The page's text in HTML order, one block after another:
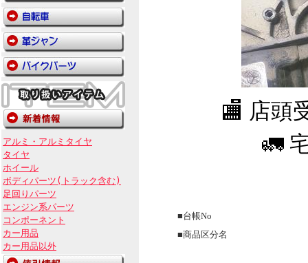
アルミ・アルミタイヤ
タイヤ
ホイール
ボディパーツ(トラック含む)
足回りパーツ
エンジン系パーツ
コンポーネント
カー用品
カー用品以外
🏬 店頭
🚛
■台帳No
■商品区分名